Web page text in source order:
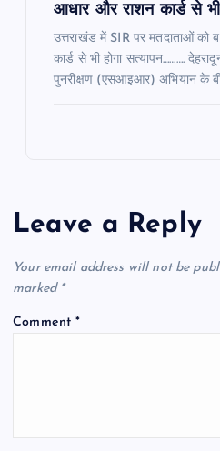
आधार और राशन कार्ड से भी
उत्तराखंड में SIR पर मतदाताओं को
कार्ड से भी होगा सत्यापन……….
पुनरीक्षण (एसआइआर) अभियान के
Leave a Reply
Your email address will not be
marked *
Comment*